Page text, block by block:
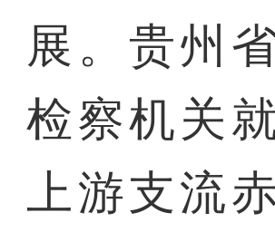
展。贵州
检察机关
上游支流